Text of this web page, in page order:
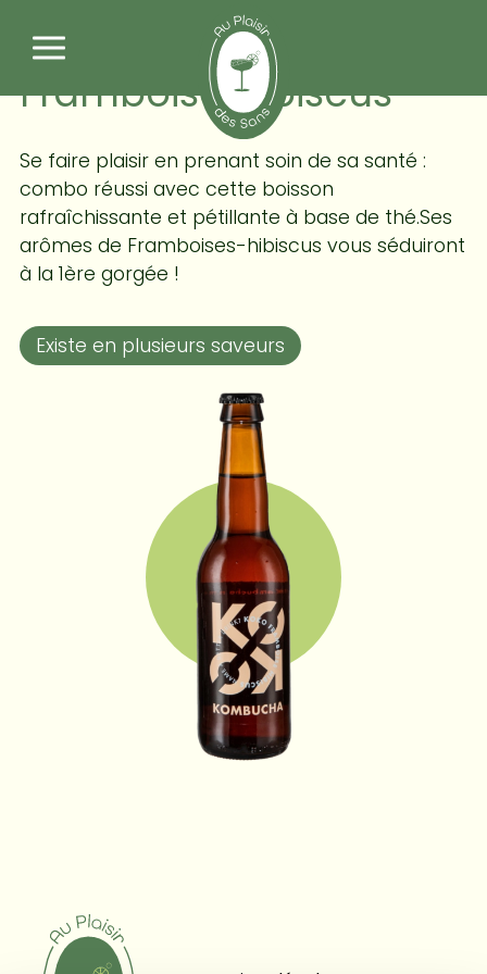
KOKO Kombucha -
Framboise Hibiscus
Se faire plaisir en prenant soin de sa santé :
combo réussi avec cette boisson
rafraîchissante et pétillante à base de thé.Ses
arômes de Framboises-hibiscus vous séduiront
à la 1ère gorgée !
Existe en plusieurs saveurs
Panneau de gestion des cookies